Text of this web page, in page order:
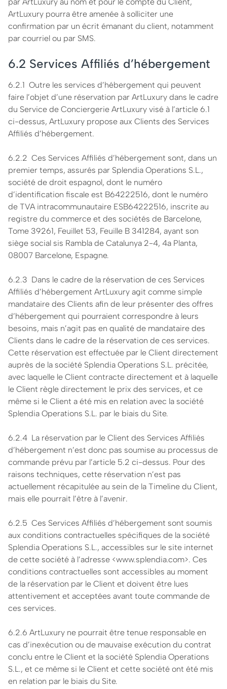
ArtLuxury pourra être amenée à solliciter une
confirmation par un écrit émanant du client, notamment
par courriel ou par SMS.
6.2 Services Affiliés d’hébergement
6.2.1 Outre les services d’hébergement qui peuvent
faire l’objet d’une réservation par ArtLuxury dans le cadre
du Service de Conciergerie ArtLuxury visé à l’article 6.1
ci-dessus, ArtLuxury propose aux Clients des Services
Affiliés d’hébergement.
6.2.2 Ces Services Affiliés d’hébergement sont, dans un
premier temps, assurés par Splendia Operations S.L.,
société de droit espagnol, dont le numéro
d’identification fiscale est B64222516, dont le numéro
de TVA intracommunautaire ESB64222516, inscrite au
registre du commerce et des sociétés de Barcelone,
Tome 39261, Feuillet 53, Feuille B 341284, ayant son
siège social sis Rambla de Catalunya 2-4, 4a Planta,
08007 Barcelone, Espagne.
6.2.3 Dans le cadre de la réservation de ces Services
Affiliés d’hébergement ArtLuxury agit comme simple
mandataire des Clients afin de leur présenter des offres
d’hébergement qui pourraient correspondre à leurs
besoins, mais n’agit pas en qualité de mandataire des
Clients dans le cadre de la réservation de ces services.
Cette réservation est effectuée par le Client directement
auprès de la société Splendia Operations S.L. précitée,
avec laquelle le Client contracte directement et à laquelle
le Client règle directement le prix des services, et ce
même si le Client a été mis en relation avec la société
Splendia Operations S.L. par le biais du Site.
6.2.4 La réservation par le Client des Services Affiliés
d’hébergement n’est donc pas soumise au processus de
commande prévu par l’article 5.2 ci-dessus. Pour des
raisons techniques, cette réservation n’est pas
actuellement récapitulée au sein de la Timeline du Client,
mais elle pourrait l’être à l’avenir.
6.2.5 Ces Services Affiliés d’hébergement sont soumis
aux conditions contractuelles spécifiques de la société
Splendia Operations S.L., accessibles sur le site internet
de cette société à l’adresse <www.splendia.com>. Ces
conditions contractuelles sont accessibles au moment
de la réservation par le Client et doivent être lues
attentivement et acceptées avant toute commande de
ces services.
6.2.6 ArtLuxury ne pourrait être tenue responsable en
cas d’inexécution ou de mauvaise exécution du contrat
conclu entre le Client et la société Splendia Operations
S.L., et ce même si le Client et cette société ont été mis
en relation par le biais du Site.